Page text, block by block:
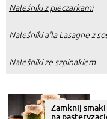
Naleśniki z pieczarkami
Naleśniki a'la Lasagne z
Naleśniki ze szpinakiem
Zamknij smaki
na